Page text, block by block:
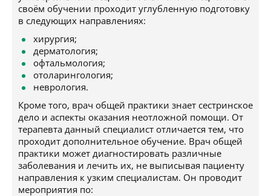
своём обучении проходит углубленную подготовку
в следующих направлениях:
хирургия;
дерматология;
офтальмология;
отоларингология;
неврология.
Кроме того, врач общей практики знает сестринское
дело и аспекты оказания неотложной помощи. От
терапевта данный специалист отличается тем, что
проходит дополнительное обучение. Врач общей
практики может диагностировать различные
заболевания и лечить их, не выписывая пациенту
направления к узким специалистам. Он проводит
мероприятия по: